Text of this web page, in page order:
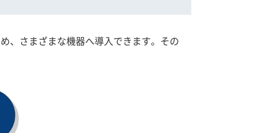
、さまざまな機器へ導入できます。その